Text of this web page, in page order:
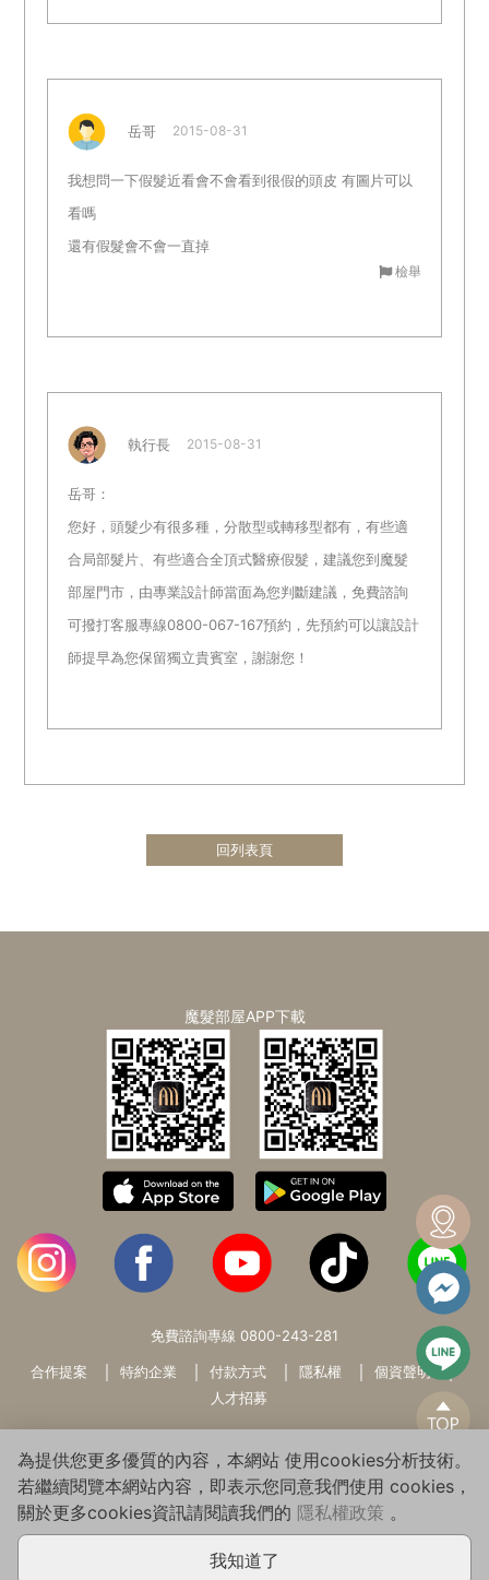
岳哥 2015-08-31
我想問一下假髮近看會不會看到很假的頭皮 有圖片可以
看嗎
還有假髮會不會一直掉
檢舉
執行長 2015-08-31
岳哥：
您好，頭髮少有很多種，分散型或轉移型都有，有些適
合局部髮片、有些適合全頂式醫療假髮，建議您到魔髮
部屋門市，由專業設計師當面為您判斷建議，免費諮詢
可撥打客服專線0800-067-167預約，先預約可以讓設計
師提早為您保留獨立貴賓室，謝謝您！
回列表頁
魔髮部屋APP下載
免費諮詢專線 0800-243-281
合作提案 特約企業 付款方式 隱私權
個資聲明
人才招募
Copyright© 2026 WARMSUN HAIR PRODUCTS GROUP All Rights
Reserved.
為提供您更多優質的內容，本網站 使用cookies分析技術。
若繼續閱覽本網站內容，即表示您同意我們使用 cookies，
關於更多cookies資訊請閱讀我們的 隱私權政策 。
我知道了